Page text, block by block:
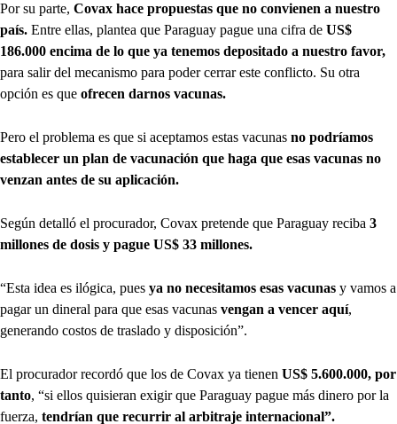
Por su parte, Covax hace propuestas que no convienen a nuestro
país. Entre ellas, plantea que Paraguay pague una cifra de US$
186.000 encima de lo que ya tenemos depositado a nuestro favor,
para salir del mecanismo para poder cerrar este conflicto. Su otra
opción es que ofrecen darnos vacunas.
Pero el problema es que si aceptamos estas vacunas no podríamos
establecer un plan de vacunación que haga que esas vacunas no
venzan antes de su aplicación.
Según detalló el procurador, Covax pretende que Paraguay reciba 3
millones de dosis y pague US$ 33 millones.
“Esta idea es ilógica, pues ya no necesitamos esas vacunas y vamos a
pagar un dineral para que esas vacunas vengan a vencer aquí,
generando costos de traslado y disposición”.
El procurador recordó que los de Covax ya tienen US$ 5.600.000, por
tanto, “si ellos quisieran exigir que Paraguay pague más dinero por la
fuerza, tendrían que recurrir al arbitraje internacional”.